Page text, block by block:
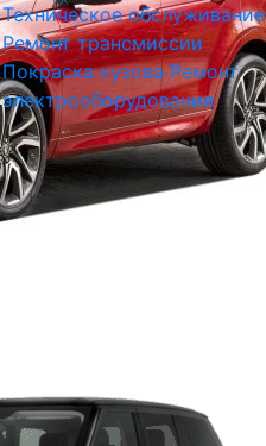
Техническое обслуживание
Ремонт трансмиссии
Покраска кузова Ремонт
электрооборудования